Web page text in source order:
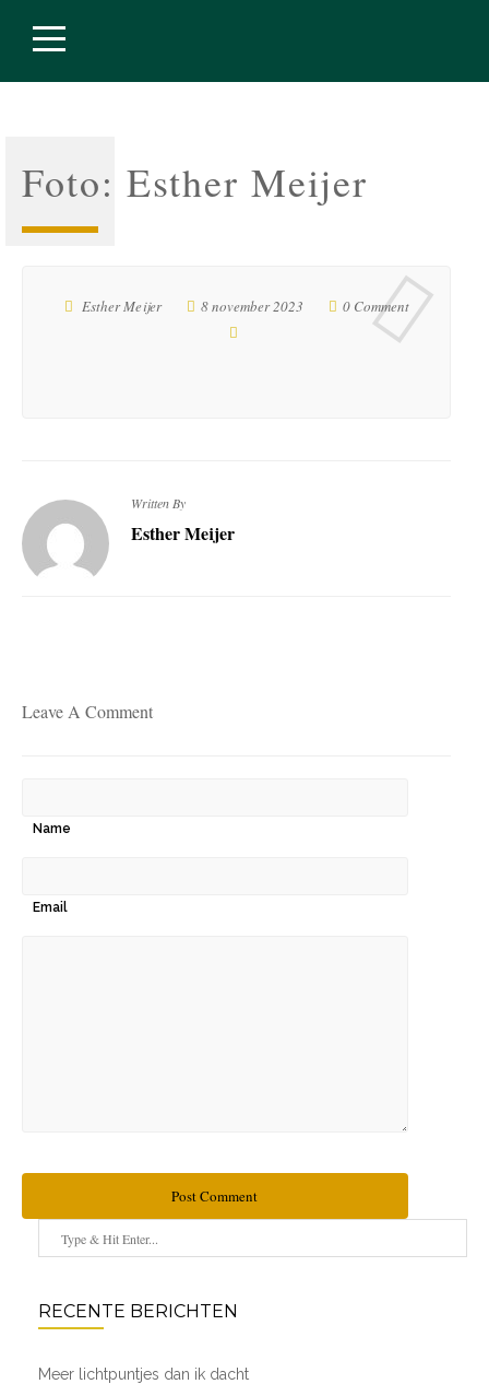
Foto: Esther Meijer
Esther Meijer 8 november 2023 0 Comment
Written By
Esther Meijer
Leave A Comment
Name
Email
Post Comment
RECENTE BERICHTEN
Meer lichtpuntjes dan ik dacht